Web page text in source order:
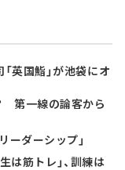
英国鮨」が池袋にオ
第一線の論客から
ーダーシップ」
は筋トレ」、訓練は